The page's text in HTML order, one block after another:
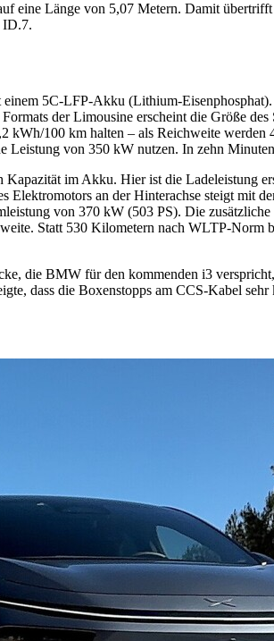
eine Länge von 5,07 Metern. Damit
ID.7.
5C-LFP-Akku (Lithium-
der Limousine erscheint die Größe
kWh/100 km halten – als Reichweite
Leistung von 350 kW nutzen. In zehn
im Akku. Hier ist die Ladeleistung
Elektromotors an der Hinterachse steigt
von 370 kW (503 PS). Die
Statt 530 Kilometern nach WLTP-
die BMW für den kommenden i3
dass die Boxenstopps am CCS-Kabel sehr